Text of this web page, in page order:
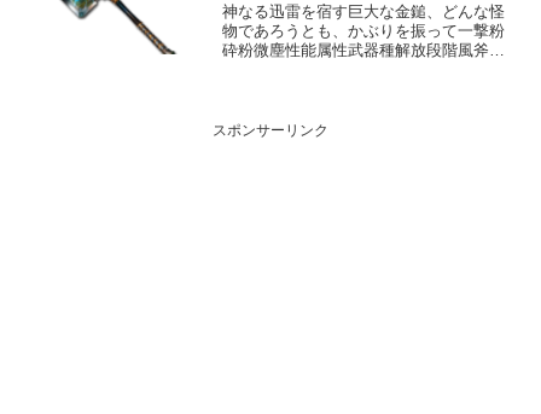
神なる迅雷を宿す巨大な金鎚、どんな怪
物であろうとも、かぶりを振って一撃粉
砕粉微塵性能属性武器種解放段階風斧HP
率3...
スポンサーリンク